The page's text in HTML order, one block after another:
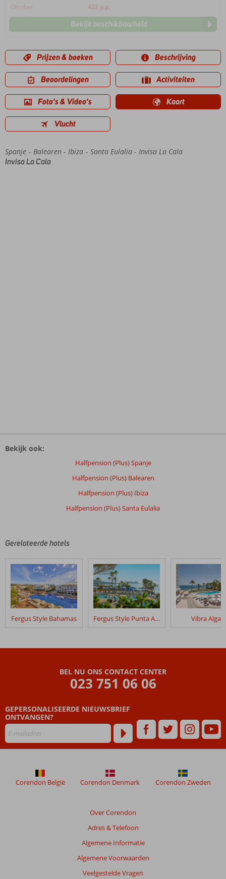
Oktober
423 p.p.
Bekijk beschikbaarheid
Prijzen & boeken Beschrijving
Beoordelingen Activiteiten
Foto's & Video's Kaart
Vlucht
Home
Spanje Balearen Ibiza Santa Eulalia
Invisa La Cala
Invisa La Cala
zijn
Invisa
Cala
Beoordelingen
die
ouder
zijn
dan
de
relevantie
van
de
garanderen.
Meer
Bekijk ook:
Halfpension (Plus) Spanje
Halfpension (Plus) Balearen
Halfpension (Plus) Ibiza
Halfpension (Plus) Santa Eulalia
Gerelateerde hotels
Fergus Style Bahamas Fergus Style Punta Arabi Vibra
BEL NU ONS CONTACT CENTER
023 751 06 06
GEPERSONALISEERDE NIEUWSBRIEF
ONTVANGEN?
Over Corendon
Adres & Telefoon
Algemene Informatie
Algemene Voorwaarden
Veelgestelde Vragen
Corendon België Corendon Denmark Corendon Zweden